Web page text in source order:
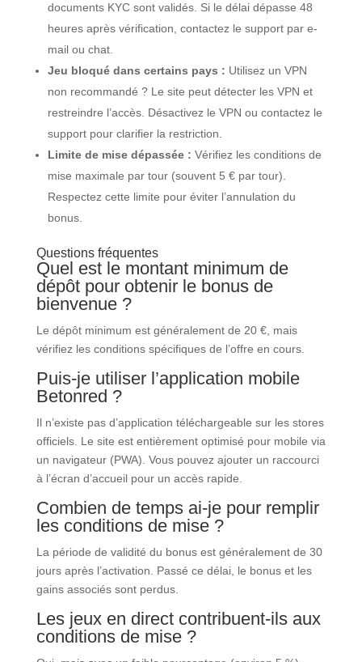
documents KYC sont validés. Si le délai dépasse 48
heures après vérification, contactez le support par e-
mail ou chat.
Jeu bloqué dans certains pays : Utilisez un VPN
non recommandé ? Le site peut détecter les VPN et
restreindre l’accès. Désactivez le VPN ou contactez le
support pour clarifier la restriction.
Limite de mise dépassée : Vérifiez les conditions de
mise maximale par tour (souvent 5 € par tour).
Respectez cette limite pour éviter l’annulation du
bonus.
Questions fréquentes
Quel est le montant minimum de
dépôt pour obtenir le bonus de
bienvenue ?
Le dépôt minimum est généralement de 20 €, mais
vérifiez les conditions spécifiques de l’offre en cours.
Puis-je utiliser l’application mobile
Betonred ?
Il n’existe pas d’application téléchargeable sur les stores
officiels. Le site est entièrement optimisé pour mobile via
un navigateur (PWA). Vous pouvez ajouter un raccourci
à l’écran d’accueil pour un accès rapide.
Combien de temps ai-je pour remplir
les conditions de mise ?
La période de validité du bonus est généralement de 30
jours après l’activation. Passé ce délai, le bonus et les
gains associés sont perdus.
Les jeux en direct contribuent-ils aux
conditions de mise ?